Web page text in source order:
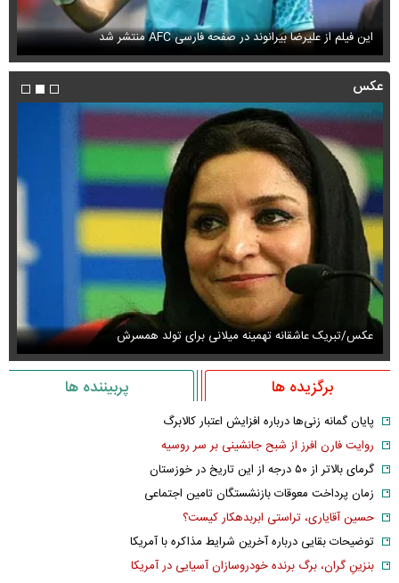
این فیلم از علیرضا بیرانوند در صفحه فارسی AFC منتشر شد
عکس
عکس/تبریک عاشقانه تهمینه میلانی برای تولد همسرش
برگزیده ها پربیننده ها
پایان گمانه زنی‌ها درباره افزایش اعتبار کالابرگ
روایت فارن افرز از شبح جانشینی بر سر روسیه
گرمای بالاتر از ۵۰ درجه از این تاریخ در خوزستان
زمان پرداخت معوقات بازنشستگان تامین اجتماعی
حسین آقایاری، تراستی ابربدهکار کیست؟
توضیحات بقایی درباره آخرین شرایط مذاکره با آمریکا
بنزینِ گران، برگ برنده خودروسازان آسیایی در آمریکا